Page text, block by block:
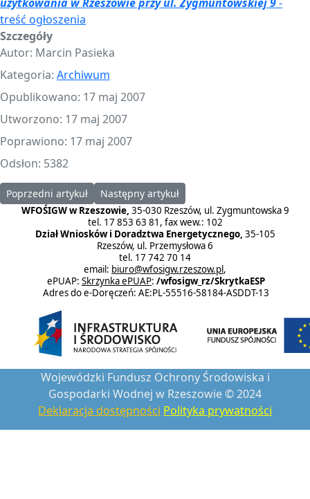
treść ogłoszenia
Szczegóły
Autor: Marcin Pasieka
Kategoria: Archiwum
Opublikowano: 17 maj 2007
Utworzono: 17 maj 2007
Poprawiono: 17 maj 2007
Odsłon: 5382
Poprzedni artykuł: 26.04.2006r. Przetarg nieograniczony
Poprzedni artykuł Następny artykuł: 24.03.2005r. Przetarg
Następny artykuł
WFOŚIGW w Rzeszowie, 35-030 Rzeszów, ul. Zygmuntowska 9
tel. 17 853 63 81, fax wew.: 102
Dział Wniosków i Doradztwa Energetycznego, 35-105
Rzeszów, ul. Przemysłowa 6
tel. 17 742 70 14
email: biuro@wfosigw.rzeszow.pl,
ePUAP: Skrzynka ePUAP: /wfosigw_rz/SkrytkaESP
Adres do e-Doręczeń: AE:PL-55516-58184-ASDDT-13
Wojewódzki Fundusz Ochrony Środowiska i
Gospodarki Wodnej w Rzeszowie © 2024
Deklaracja dostępności Polityka prywatności